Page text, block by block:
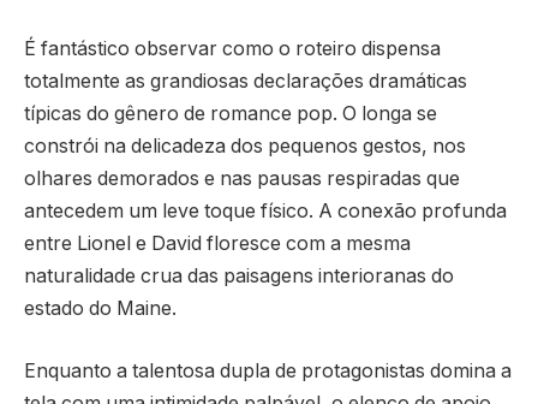
É fantástico observar como o roteiro dispensa
totalmente as grandiosas declarações dramáticas
típicas do gênero de romance pop. O longa se
constrói na delicadeza dos pequenos gestos, nos
olhares demorados e nas pausas respiradas que
antecedem um leve toque físico. A conexão profunda
entre Lionel e David floresce com a mesma
naturalidade crua das paisagens interioranas do
estado do Maine.
Enquanto a talentosa dupla de protagonistas domina a